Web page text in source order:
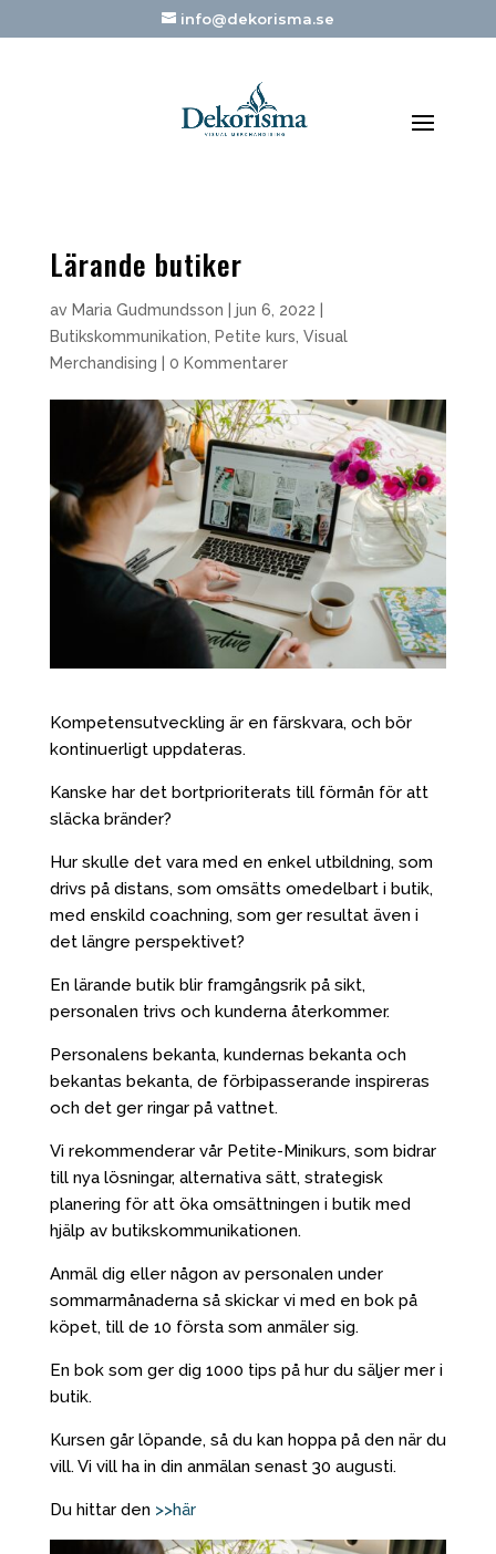
info@dekorisma.se
Lärande butiker
av Maria Gudmundsson jun 6, 2022
Butikskommunikation
Petite kurs Visual
Merchandising
0 Kommentarer
Kompetensutveckling är en färskvara, och bör
kontinuerligt uppdateras.
Kanske har det bortprioriterats till förmån för att
släcka bränder?
Hur skulle det vara med en enkel utbildning, som
drivs på distans, som omsätts omedelbart i butik,
med enskild coachning, som ger resultat även i
det längre perspektivet?
En lärande butik blir framgångsrik på sikt,
personalen trivs och kunderna återkommer.
Personalens bekanta, kundernas bekanta och
bekantas bekanta, de förbipasserande inspireras
och det ger ringar på vattnet.
Vi rekommenderar vår Petite-Minikurs, som bidrar
till nya lösningar, alternativa sätt, strategisk
planering för att öka omsättningen i butik med
hjälp av butikskommunikationen.
Anmäl dig eller någon av personalen under
sommarmånaderna så skickar vi med en bok på
köpet, till de 10 första som anmäler sig.
En bok som ger dig 1000 tips på hur du säljer mer i
butik.
Kursen går löpande, så du kan hoppa på den när du
vill. Vi vill ha in din anmälan senast 30 augusti.
Du hittar den >>här